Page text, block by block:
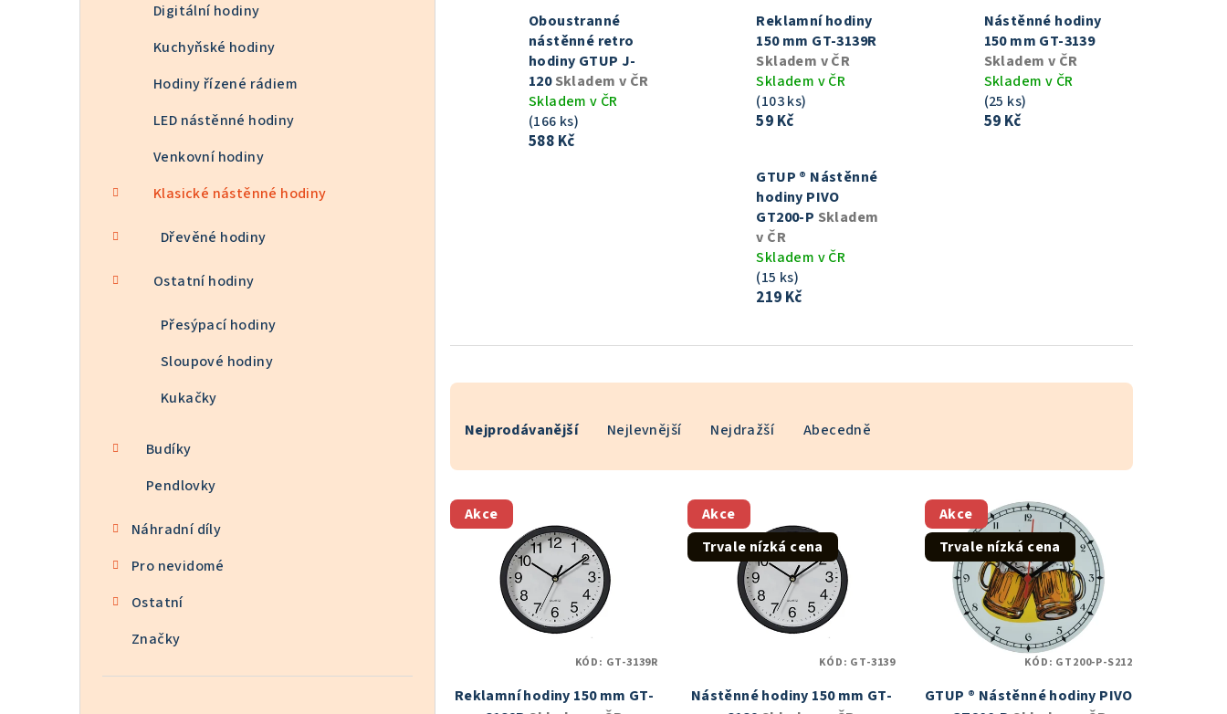
Digitální hodiny
Kuchyňské hodiny
Hodiny řízené rádiem
LED nástěnné hodiny
Venkovní hodiny
Klasické nástěnné hodiny
Dřevěné hodiny
Ostatní hodiny
Přesýpací hodiny
Sloupové hodiny
Kukačky
Budíky
Pendlovky
Náhradní díly
Pro nevidomé
Ostatní
Značky
Oboustranné
nástěnné retro
hodiny GTUP J-
120Skladem v ČR
Skladem v ČR
(166 ks)
588 Kč
Reklamní hodiny
150 mm GT-3139R
Skladem v ČR
Skladem v ČR
(103 ks)
59 Kč
Nástěnné hodiny
150 mm GT-3139
Skladem v ČR
Skladem v ČR
(25 ks)
59 Kč
GTUP ® Nástěnné
hodiny PIVO
GT200-P Skladem
v ČR
Skladem v ČR
(15 ks)
219 Kč
a
z
e
o
Nejprodávanější Nejlevnější Nejdražší Abecedně
V
ý
Akce
Reklamní hodiny 150 mm GT-
KÓD: GT-3139R
Akce
Trvale nízká cena
Nástěnné hodiny 150 mm GT-
KÓD: GT-3139
Akce
Trvale nízká cena
GTUP ® Nástěnné hodiny PIVO
KÓD: GT200-P-S212